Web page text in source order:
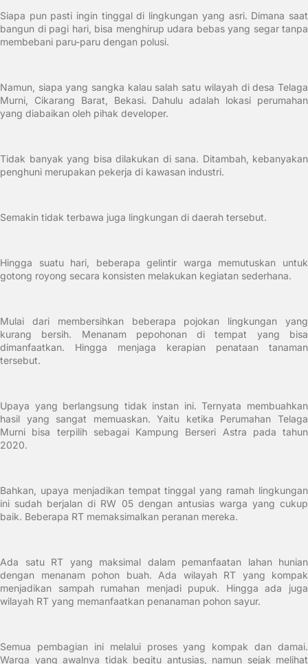
Siapa pun pasti ingin tinggal di lingkungan yang asri. Dimana saat
bangun di pagi hari, bisa menghirup udara bebas yang segar tanpa
membebani paru-paru dengan polusi.
Namun, siapa yang sangka kalau salah satu wilayah di desa Telaga
Murni, Cikarang Barat, Bekasi. Dahulu adalah lokasi perumahan
yang diabaikan oleh pihak developer.
Tidak banyak yang bisa dilakukan di sana. Ditambah, kebanyakan
penghuni merupakan pekerja di kawasan industri.
Semakin tidak terbawa juga lingkungan di daerah tersebut.
Hingga suatu hari, beberapa gelintir warga memutuskan untuk
gotong royong secara konsisten melakukan kegiatan sederhana.
Mulai dari membersihkan beberapa pojokan lingkungan yang
kurang bersih. Menanam pepohonan di tempat yang bisa
dimanfaatkan. Hingga menjaga kerapian penataan tanaman
tersebut.
Upaya yang berlangsung tidak instan ini. Ternyata membuahkan
hasil yang sangat memuaskan. Yaitu ketika Perumahan Telaga
Murni bisa terpilih sebagai Kampung Berseri Astra pada tahun
2020.
Bahkan, upaya menjadikan tempat tinggal yang ramah lingkungan
ini sudah berjalan di RW 05 dengan antusias warga yang cukup
baik. Beberapa RT memaksimalkan peranan mereka.
Ada satu RT yang maksimal dalam pemanfaatan lahan hunian
dengan menanam pohon buah. Ada wilayah RT yang kompak
menjadikan sampah rumahan menjadi pupuk. Hingga ada juga
wilayah RT yang memanfaatkan penanaman pohon sayur.
Semua pembagian ini melalui proses yang kompak dan damai.
Warga yang awalnya tidak begitu antusias, namun sejak melihat